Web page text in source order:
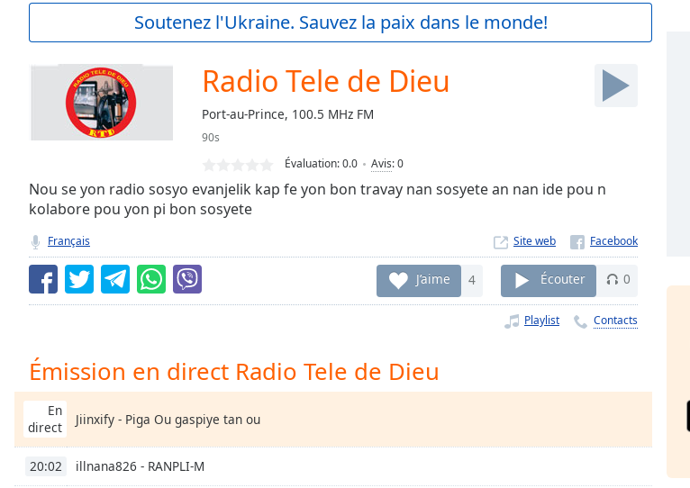
Current
Duration-:-
Stream
Seek to
currently
LIVE
Remaining
Playback
Rate
Chapters
Chapters
Soutenez l'Ukraine. Sauvez la paix dans le monde!
Radio Tele de Dieu
Port-au-Prince, 100.5 MHz FM
90s
Évaluation:0.0 Avis:0
Nou se yon radio sosyo evanjelik kap fe yon bon travay nan sosyete an nan ide pou n
kolabore pou yon pi bon sosyete
Français Site web
J’aime 4 Écouter 0
Playlist Contacts
Émission en direct Radio Tele de Dieu
En
direct
Jiinxify - Piga Ou gaspiye tan ou
20:02 illnana826 - RANPLI-M